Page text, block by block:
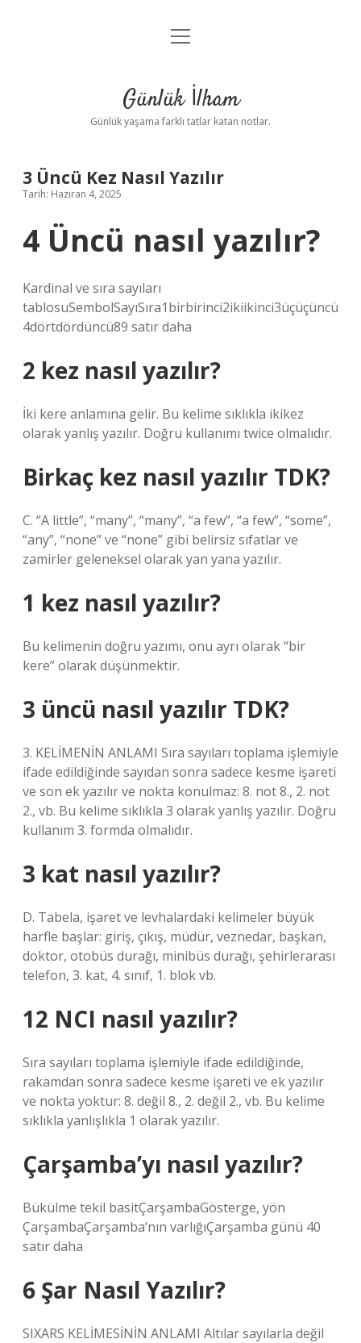
Anasayfa
Yasal Uyarı
menüyü
Günlük İlham
Günlük yaşama farklı tatlar katan notlar.
3 Üncü Kez Nasıl Yazılır
Tarih: Haziran 4, 2025
4 Üncü nasıl yazılır?
Kardinal ve sıra sayıları
tablosuSembolSayıSıra1birbirinci2ikiikinci3üçüçüncü
4dörtdördüncü89 satır daha
2 kez nasıl yazılır?
İki kere anlamına gelir. Bu kelime sıklıkla ikikez
olarak yanlış yazılır. Doğru kullanımı twice olmalıdır.
Birkaç kez nasıl yazılır TDK?
C. “A little”, “many”, “many”, “a few”, “a few”, “some”,
“any”, “none” ve “none” gibi belirsiz sıfatlar ve
zamirler geleneksel olarak yan yana yazılır.
1 kez nasıl yazılır?
Bu kelimenin doğru yazımı, onu ayrı olarak “bir
kere” olarak düşünmektir.
3 üncü nasıl yazılır TDK?
3. KELİMENİN ANLAMI Sıra sayıları toplama işlemiyle
ifade edildiğinde sayıdan sonra sadece kesme işareti
ve son ek yazılır ve nokta konulmaz: 8. not 8., 2. not
2., vb. Bu kelime sıklıkla 3 olarak yanlış yazılır. Doğru
kullanım 3. formda olmalıdır.
3 kat nasıl yazılır?
D. Tabela, işaret ve levhalardaki kelimeler büyük
harfle başlar: giriş, çıkış, müdür, veznedar, başkan,
doktor, otobüs durağı, minibüs durağı, şehirlerarası
telefon, 3. kat, 4. sınıf, 1. blok vb.
12 NCI nasıl yazılır?
Sıra sayıları toplama işlemiyle ifade edildiğinde,
rakamdan sonra sadece kesme işareti ve ek yazılır
ve nokta yoktur: 8. değil 8., 2. değil 2., vb. Bu kelime
sıklıkla yanlışlıkla 1 olarak yazılır.
Çarşamba’yı nasıl yazılır?
Bükülme tekil basitÇarşambaGösterge, yön
ÇarşambaÇarşamba’nın varlığıÇarşamba günü 40
satır daha
6 Şar Nasıl Yazılır?
SIXARS KELİMESİNİN ANLAMI Altılar sayılarla değil